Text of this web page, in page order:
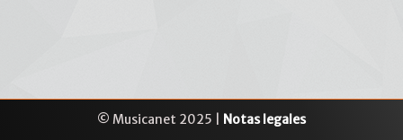
© Musicanet 2025 | Notas legales